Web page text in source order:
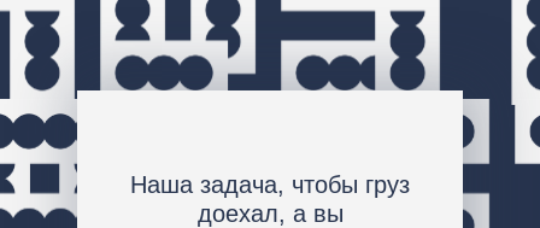
Наша задача, чтобы груз
доехал, а вы